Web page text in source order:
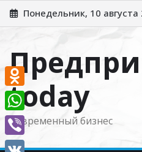
Перейти
к
Понедельник, 10 августа
today
Современный бизнес
Odnoklassniki
WhatsApp
Viber